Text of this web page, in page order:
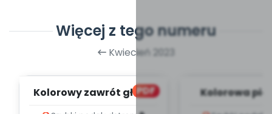
Więcej z tego numeru
Kwiecień 2023
PDF
Kolorowy zawrót głowy
Kolorowa